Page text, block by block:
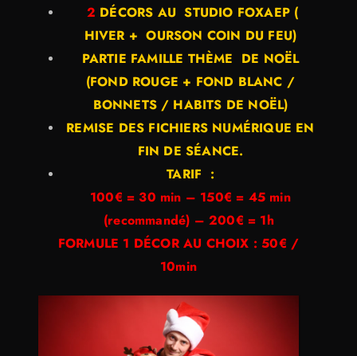
2 DÉCORS AU STUDIO FOXAEP (
HIVER + OURSON COIN DU FEU)
PARTIE FAMILLE THÈME DE NOËL
(FOND ROUGE + FOND BLANC /
BONNETS / HABITS DE NOËL)
REMISE DES FICHIERS NUMÉRIQUE EN
FIN DE SÉANCE.
TARIF :
100€ = 30 min – 150€ = 45 min
(recommandé) – 200€ = 1h
FORMULE 1 DÉCOR AU CHOIX : 50€ /
10min